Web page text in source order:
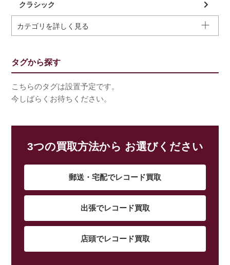
クラシック
カテゴリを詳しく見る
タグから探す
こちらのタグは設置予定です。
今しばらくお待ちください。
3つの買取方法から お選びください
郵送・宅配でレコード買取
出張でレコード買取
店頭でレコード買取